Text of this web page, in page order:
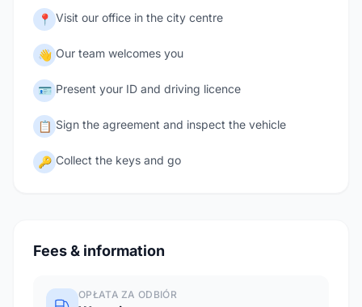
📍 Visit our office in the city centre
👋 Our team welcomes you
🪪 Present your ID and driving licence
📋 Sign the agreement and inspect the vehicle
🔑 Collect the keys and go
Fees & information
OPŁATA ZA ODBIÓR